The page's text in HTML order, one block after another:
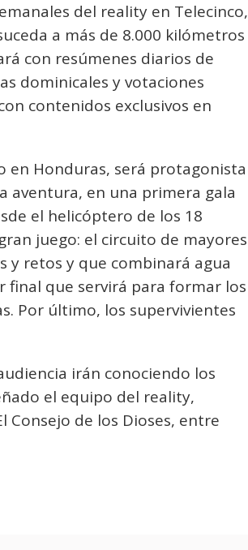
del reality en Telecinco,
a más de 8.000 kilómetros
con resúmenes diarios de
dominicales y votaciones
contenidos exclusivos en
en Honduras, será protagonista
aventura, en una primera gala
el helicóptero de los 18
juego: el circuito de mayores
y retos y que combinará agua
final que servirá para formar los
Por último, los supervivientes
irán conociendo los
el equipo del reality,
Consejo de los Dioses, entre